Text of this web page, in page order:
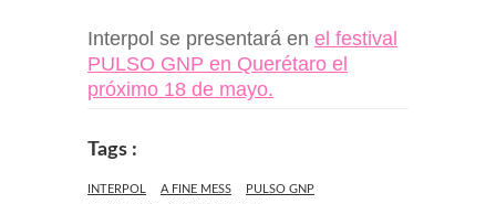
Interpol se presentará en el festival
PULSO GNP en Querétaro el
próximo 18 de mayo.
Tags :
INTERPOL A FINE MESS
PULSO GNP